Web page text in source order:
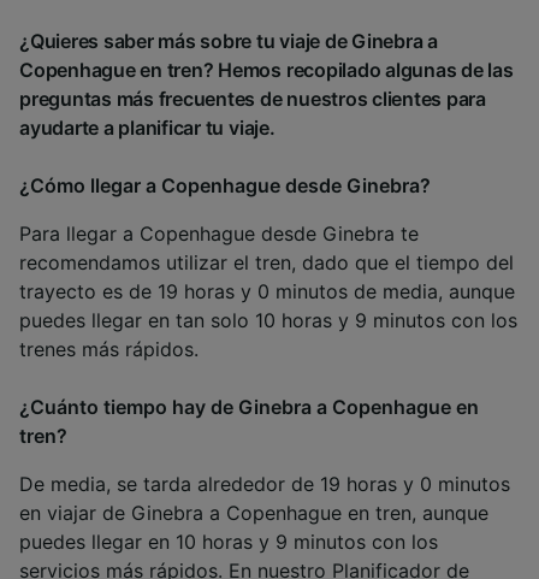
¿Quieres saber más sobre tu viaje de Ginebra a
Copenhague en tren? Hemos recopilado algunas de las
preguntas más frecuentes de nuestros clientes para
ayudarte a planificar tu viaje.
¿Cómo llegar a Copenhague desde Ginebra?
Para llegar a Copenhague desde Ginebra te
recomendamos utilizar el tren, dado que el tiempo del
trayecto es de 19 horas y 0 minutos de media, aunque
puedes llegar en tan solo 10 horas y 9 minutos con los
trenes más rápidos.
¿Cuánto tiempo hay de Ginebra a Copenhague en
tren?
De media, se tarda alrededor de 19 horas y 0 minutos
en viajar de Ginebra a Copenhague en tren, aunque
puedes llegar en 10 horas y 9 minutos con los
servicios más rápidos. En nuestro Planificador de